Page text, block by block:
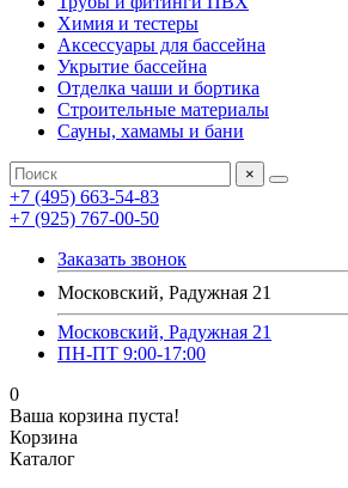
Химия и тестеры
Аксессуары для бассейна
Укрытие бассейна
Отделка чаши и бортика
Строительные материалы
Сауны, хамамы и бани
×
+7 (495) 663-54-83
+7 (925) 767-00-50
Заказать звонок
Московский, Радужная 21
Московский, Радужная 21
ПН-ПТ 9:00-17:00
0
Ваша корзина пуста!
Корзина
Каталог